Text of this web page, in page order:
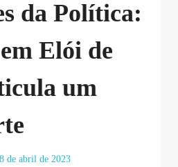
da Política:
Elói de
um
de abril de 2023